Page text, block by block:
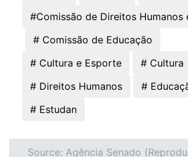
#Comissão de Direitos
# Comissão de Educação
# Cultura e Esporte
# Cultura
# Direitos Humanos
#
# Estudan
Source: Agência Senado